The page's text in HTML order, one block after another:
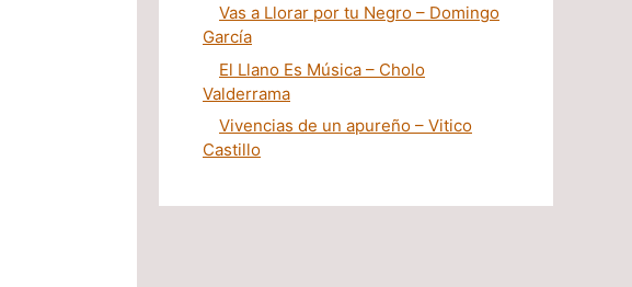
Vas a Llorar por tu Negro – Domingo
García
El Llano Es Música – Cholo
Valderrama
Vivencias de un apureño – Vitico
Castillo